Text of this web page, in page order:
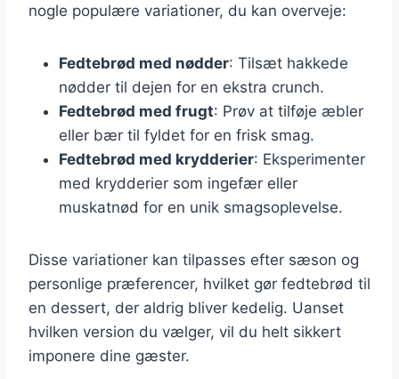
nogle populære variationer, du kan overveje:
Fedtebrød med nødder: Tilsæt hakkede
nødder til dejen for en ekstra crunch.
Fedtebrød med frugt: Prøv at tilføje æbler
eller bær til fyldet for en frisk smag.
Fedtebrød med krydderier: Eksperimenter
med krydderier som ingefær eller
muskatnød for en unik smagsoplevelse.
Disse variationer kan tilpasses efter sæson og
personlige præferencer, hvilket gør fedtebrød til
en dessert, der aldrig bliver kedelig. Uanset
hvilken version du vælger, vil du helt sikkert
imponere dine gæster.